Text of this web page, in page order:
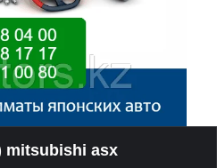
mitsubishi asx